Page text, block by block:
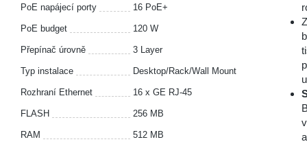
PoE napájecí porty 16 PoE+
PoE budget 120 W
Přepínač úrovně 3 Layer
Typ instalace Desktop/Rack/Wall Mount
Rozhraní Ethernet 16 x GE RJ-45
FLASH 256 MB
RAM 512 MB